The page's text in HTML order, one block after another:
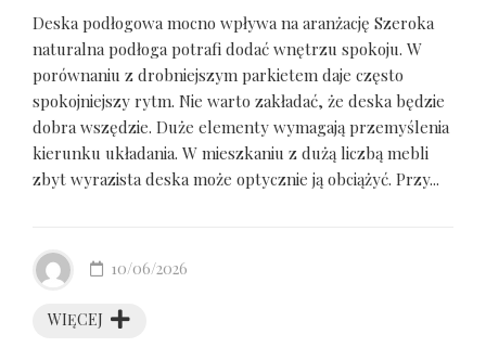
Deska podłogowa mocno wpływa na aranżację Szeroka
naturalna podłoga potrafi dodać wnętrzu spokoju. W
porównaniu z drobniejszym parkietem daje często
spokojniejszy rytm. Nie warto zakładać, że deska będzie
dobra wszędzie. Duże elementy wymagają przemyślenia
kierunku układania. W mieszkaniu z dużą liczbą mebli
zbyt wyrazista deska może optycznie ją obciążyć. Przy...
WIĘCEJ
10/06/2026